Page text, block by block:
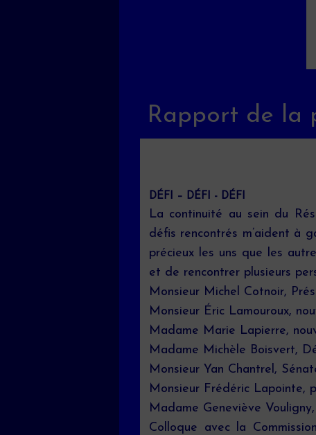
Rapport de la
DÉFI – DÉFI - DÉFI
La continuité au sein du
défis rencontrés m’aident à
précieux les uns que les
et de rencontrer plusieurs
Monsieur Michel Cotnoir,
Monsieur Éric Lamouroux,
Madame Marie Lapierre,
Madame Michèle Boisvert,
Monsieur Yan Chantrel,
Monsieur Frédéric Lapointe,
Madame Geneviève
Colloque avec la